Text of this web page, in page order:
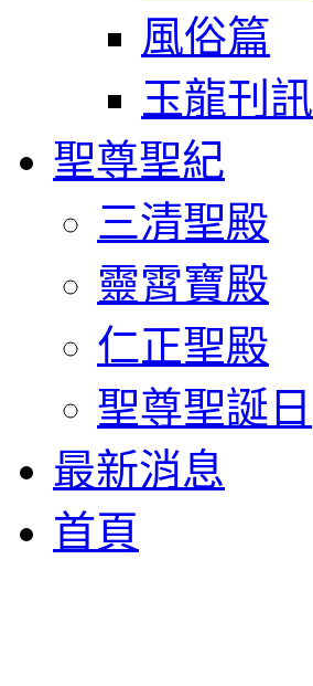
風俗篇
玉龍刊訊
聖尊聖紀
三清聖殿
靈霄寶殿
仁正聖殿
聖尊聖誕日
最新消息
首頁